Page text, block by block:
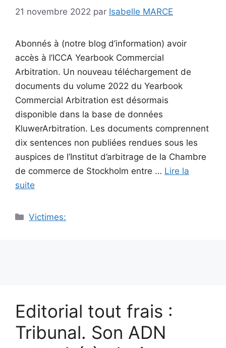
21 novembre 2022 par Isabelle MARCE
Abonnés à (notre blog d’information) avoir
accès à l’ICCA Yearbook Commercial
Arbitration. Un nouveau téléchargement de
documents du volume 2022 du Yearbook
Commercial Arbitration est désormais
disponible dans la base de données
KluwerArbitration. Les documents comprennent
dix sentences non publiées rendues sous les
auspices de l’Institut d’arbitrage de la Chambre
de commerce de Stockholm entre … Lire la
suite
Catégories
Victimes:
Editorial tout frais :
Tribunal. Son ADN